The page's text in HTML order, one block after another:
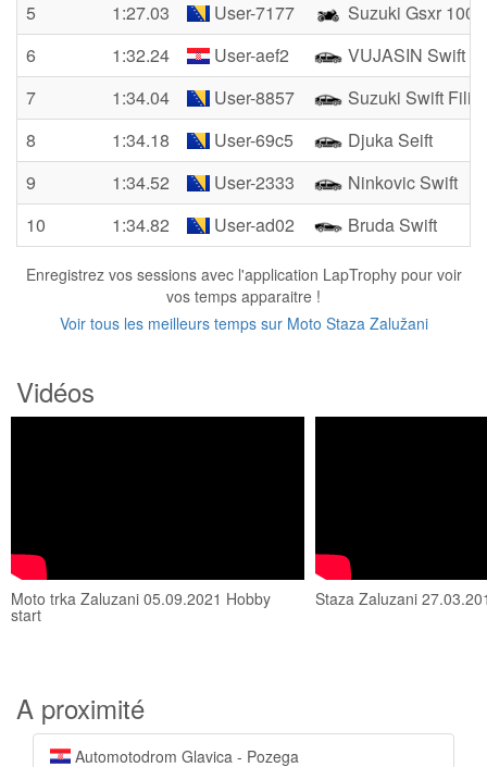
5
1:27.03 User-7177
Suzuki Gsxr
6
1:32.24 User-aef2
VUJASIN Swift
7
1:34.04 User-8857
Suzuki Swift Filip
8
1:34.18 User-69c5
Djuka Seift
9
1:34.52 User-2333
Ninkovic Swift
10
1:34.82 User-ad02 Bruda Swift
Enregistrez vos sessions avec l'application LapTrophy pour voir
vos temps apparaitre !
Voir tous les meilleurs temps sur Moto Staza Zalužani
Vidéos
Moto trka Zaluzani 05.09.2021 Hobby
start
Staza Zaluzani
A proximité
Automotodrom Glavica - Pozega